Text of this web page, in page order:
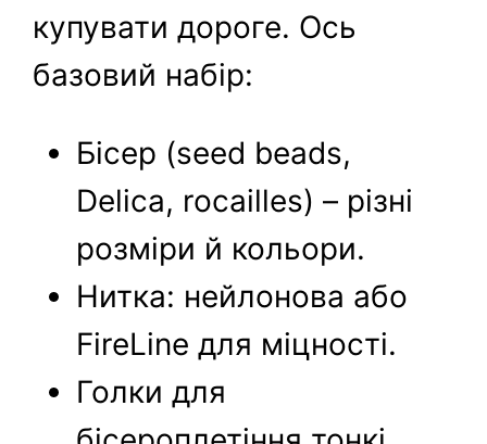
купувати дороге. Ось
базовий набір:
Бісер (seed beads,
Delica, rocailles) – різні
розміри й кольори.
Нитка: нейлонова або
FireLine для міцності.
Голки для